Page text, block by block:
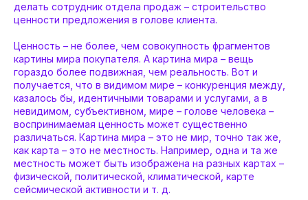
делать сотрудник отдела продаж – строительство
ценности предложения в голове клиента.
Ценность – не более, чем совокупность фрагментов
картины мира покупателя. А картина мира – вещь
гораздо более подвижная, чем реальность. Вот и
получается, что в видимом мире – конкуренция между,
казалось бы, идентичными товарами и услугами, а в
невидимом, субъективном, мире – голове человека –
воспринимаемая ценность может существенно
различаться. Картина мира – это не мир, точно так же,
как карта – это не местность. Например, одна и та же
местность может быть изображена на разных картах –
физической, политической, климатической, карте
сейсмической активности и т. д.